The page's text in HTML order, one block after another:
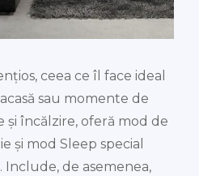
ceea ce îl face ideal
sau momente de
și încălzire, oferă mod de
și mod Sleep special
de asemenea,